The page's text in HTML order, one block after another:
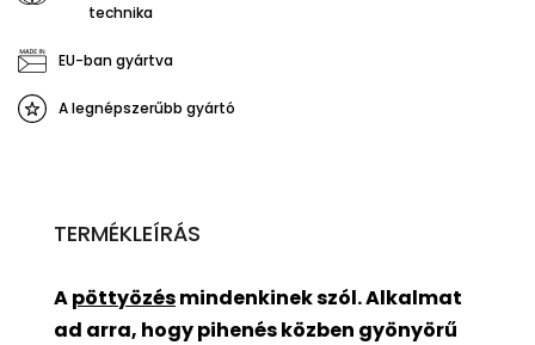
technika
EU-ban gyártva
A legnépszerűbb gyártó
TERMÉKLEÍRÁS
Apöttyözésmindenkinek szól. Alkalmat
ad arra, hogy pihenés közben gyönyörű